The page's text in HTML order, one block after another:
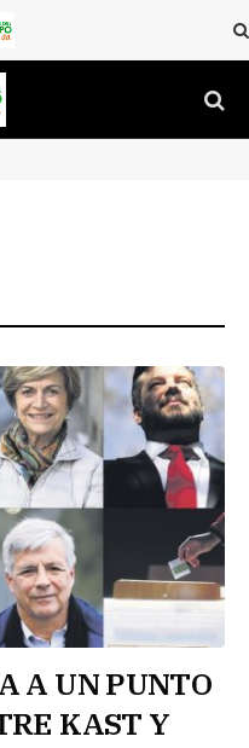
A UN PUNTO
KAST Y